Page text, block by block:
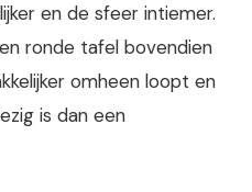
en de sfeer intiemer.
ronde tafel bovendien
omheen loopt en
is dan een